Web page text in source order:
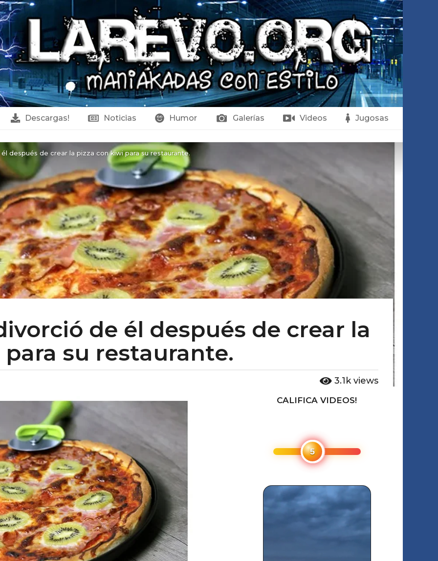
Descargas! Noticias Humor Galerías Videos Jugosas
después de crear la pizza con kiwi para su restaurante.
de él después de crear la
su restaurante.
3.1k views
CALIFICA VIDEOS!